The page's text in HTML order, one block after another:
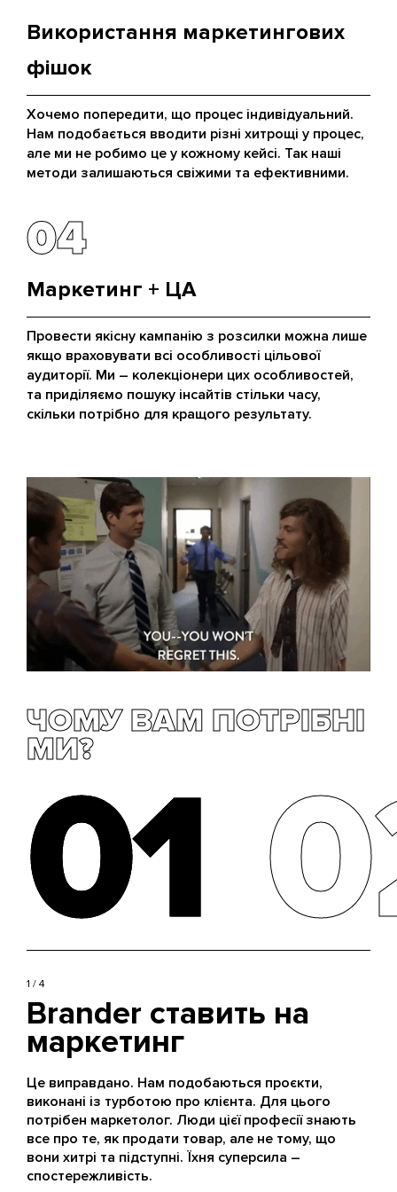
Використання маркетингових
фішок
Хочемо попередити, що процес індивідуальний.
Нам подобається вводити різні хитрощі у процес,
але ми не робимо це у кожному кейсі. Так наші
методи залишаються свіжими та ефективними.
04
04
Маркетинг + ЦА
Провести якісну кампанію з розсилки можна лише
якщо враховувати всі особливості цільової
аудиторії. Ми – колекціонери цих особливостей,
та приділяємо пошуку інсайтів стільки часу,
скільки потрібно для кращого результату.
ЧОМУ ВАМ ПОТРІБНІ
МИ?
01
01
Brander ставить на
маркетинг
1 / 4
Це виправдано. Нам подобаються проєкти,
виконані із турботою про клієнта. Для цього
потрібен маркетолог. Люди цієї професії знають
все про те, як продати товар, але не тому, що
вони хитрі та підступні. Їхня суперсила –
спостережливість.